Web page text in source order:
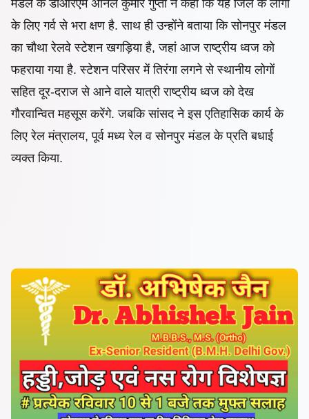
के लिए गर्व से भरा क्षण है. साथ ही उन्होंने बताया कि सोनपुर मंडल
का चौथा रेलवे स्टेशन खगड़िया है, जहां आज राष्ट्रीय ध्वज को
फहराया गया है. स्टेशन परिसर में तिरंगा लगने से स्थानीय लोगों
सहित दूर-दराज से आने वाले यात्री राष्ट्रीय ध्वज को देख
गौरवान्वित महसूस करेंगे. जबकि सांसद ने इस एतिहासिक कार्य के
लिए रेल मंत्रालय, पूर्व मध्य रेल व सोनपुर मंडल के प्रति बधाई
व्यक्त किया.